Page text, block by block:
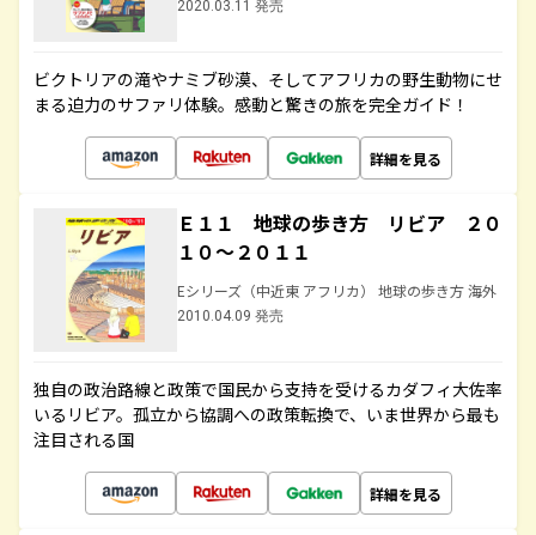
2020.03.11 発売
ビクトリアの滝やナミブ砂漠、そしてアフリカの野生動物にせ
まる迫力のサファリ体験。感動と驚きの旅を完全ガイド！
詳細を見る
Ｅ１１ 地球の歩き方 リビア ２０
１０～２０１１
Eシリーズ（中近東 アフリカ） 地球の歩き方 海外
2010.04.09 発売
独自の政治路線と政策で国民から支持を受けるカダフィ大佐率
いるリビア。孤立から協調への政策転換で、いま世界から最も
注目される国
詳細を見る